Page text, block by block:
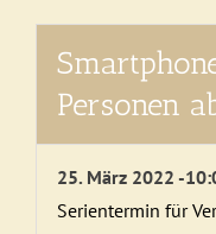
Personen
25. März 2022 -
Serientermin für